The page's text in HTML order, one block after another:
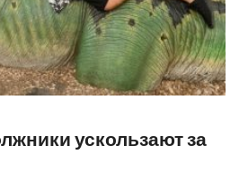
ускользают за